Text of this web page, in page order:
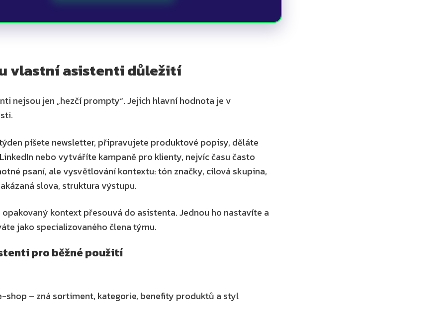
vlastní asistenti důležití
nejsou jen „hezčí prompty“. Jejich hlavní hodnota je v
píšete newsletter, připravujete produktové popisy, děláte
nebo vytváříte kampaně pro klienty, nejvíc času často
psaní, ale vysvětlování kontextu: tón značky, cílová skupina,
slova, struktura výstupu.
kontext přesouvá do asistenta. Jednou ho nastavíte a
jako specializovaného člena týmu.
pro běžné použití
shop – zná sortiment, kategorie, benefity produktů a styl